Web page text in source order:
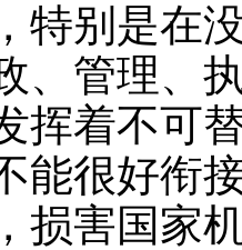
特别是在
、管理、
挥着不可
能很好衔
损害国家